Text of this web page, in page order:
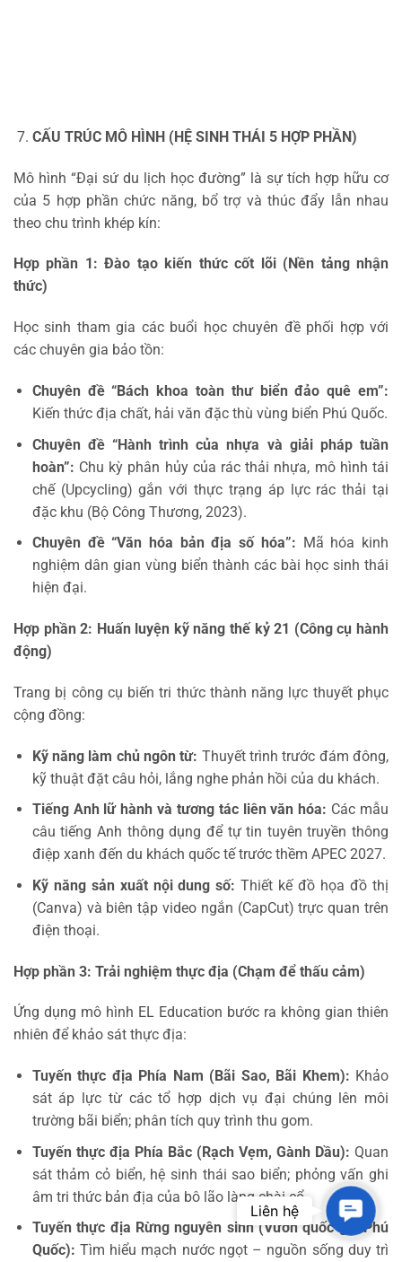
CẤU TRÚC MÔ HÌNH (HỆ SINH THÁI 5 HỢP PHẦN)
Mô hình “Đại sứ du lịch học đường” là sự tích hợp hữu cơ
của 5 hợp phần chức năng, bổ trợ và thúc đẩy lẫn nhau
theo chu trình khép kín:
Hợp phần 1: Đào tạo kiến thức cốt lõi (Nền tảng nhận
thức)
Học sinh tham gia các buổi học chuyên đề phối hợp với
các chuyên gia bảo tồn:
Chuyên đề “Bách khoa toàn thư biển đảo quê em”:
Kiến thức địa chất, hải văn đặc thù vùng biển Phú Quốc.
Chuyên đề “Hành trình của nhựa và giải pháp tuần
hoàn”: Chu kỳ phân hủy của rác thải nhựa, mô hình tái
chế (Upcycling) gắn với thực trạng áp lực rác thải tại
đặc khu (Bộ Công Thương, 2023).
Chuyên đề “Văn hóa bản địa số hóa”: Mã hóa kinh
nghiệm dân gian vùng biển thành các bài học sinh thái
hiện đại.
Hợp phần 2: Huấn luyện kỹ năng thế kỷ 21 (Công cụ hành
động)
Trang bị công cụ biến tri thức thành năng lực thuyết phục
cộng đồng:
Kỹ năng làm chủ ngôn từ: Thuyết trình trước đám đông,
kỹ thuật đặt câu hỏi, lắng nghe phản hồi của du khách.
Tiếng Anh lữ hành và tương tác liên văn hóa: Các mẫu
câu tiếng Anh thông dụng để tự tin tuyên truyền thông
điệp xanh đến du khách quốc tế trước thềm APEC 2027.
Kỹ năng sản xuất nội dung số: Thiết kế đồ họa đồ thị
(Canva) và biên tập video ngắn (CapCut) trực quan trên
điện thoại.
Hợp phần 3: Trải nghiệm thực địa (Chạm để thấu cảm)
Ứng dụng mô hình EL Education bước ra không gian thiên
nhiên để khảo sát thực địa:
Tuyến thực địa Phía Nam (Bãi Sao, Bãi Khem): Khảo
sát áp lực từ các tổ hợp dịch vụ đại chúng lên môi
trường bãi biển; phân tích quy trình thu gom.
Tuyến thực địa Phía Bắc (Rạch Vẹm, Gành Dầu): Quan
sát thảm cỏ biển, hệ sinh thái sao biển; phỏng vấn ghi
âm tri thức bản địa của bô lão làng chài cổ.
Tuyến thực địa Rừng nguyên sinh (Vườn quốc gia Phú
Quốc): Tìm hiểu mạch nước ngọt – nguồn sống duy trì
Liên hệ